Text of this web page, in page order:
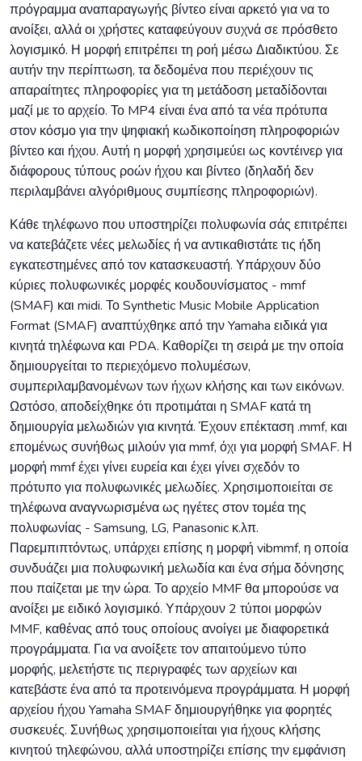
πρόγραμμα αναπαραγωγής βίντεο είναι αρκετό για να το
ανοίξει, αλλά οι χρήστες καταφεύγουν συχνά σε πρόσθετο
λογισμικό. Η μορφή επιτρέπει τη ροή μέσω Διαδικτύου. Σε
αυτήν την περίπτωση, τα δεδομένα που περιέχουν τις
απαραίτητες πληροφορίες για τη μετάδοση μεταδίδονται
μαζί με το αρχείο. Το MP4 είναι ένα από τα νέα πρότυπα
στον κόσμο για την ψηφιακή κωδικοποίηση πληροφοριών
βίντεο και ήχου. Αυτή η μορφή χρησιμεύει ως κοντέινερ για
διάφορους τύπους ροών ήχου και βίντεο (δηλαδή δεν
περιλαμβάνει αλγόριθμους συμπίεσης πληροφοριών).
Κάθε τηλέφωνο που υποστηρίζει πολυφωνία σάς επιτρέπει
να κατεβάζετε νέες μελωδίες ή να αντικαθιστάτε τις ήδη
εγκατεστημένες από τον κατασκευαστή. Υπάρχουν δύο
κύριες πολυφωνικές μορφές κουδουνίσματος - mmf
(SMAF) και midi. Το Synthetic Music Mobile Application
Format (SMAF) αναπτύχθηκε από την Yamaha ειδικά για
κινητά τηλέφωνα και PDA. Καθορίζει τη σειρά με την οποία
δημιουργείται το περιεχόμενο πολυμέσων,
συμπεριλαμβανομένων των ήχων κλήσης και των εικόνων.
Ωστόσο, αποδείχθηκε ότι προτιμάται η SMAF κατά τη
δημιουργία μελωδιών για κινητά. Έχουν επέκταση .mmf, και
επομένως συνήθως μιλούν για mmf, όχι για μορφή SMAF. Η
μορφή mmf έχει γίνει ευρεία και έχει γίνει σχεδόν το
πρότυπο για πολυφωνικές μελωδίες. Χρησιμοποιείται σε
τηλέφωνα αναγνωρισμένα ως ηγέτες στον τομέα της
πολυφωνίας - Samsung, LG, Panasonic κ.λπ.
Παρεμπιπτόντως, υπάρχει επίσης η μορφή vibmmf, η οποία
συνδυάζει μια πολυφωνική μελωδία και ένα σήμα δόνησης
που παίζεται με την ώρα. Το αρχείο MMF θα μπορούσε να
ανοίξει με ειδικό λογισμικό. Υπάρχουν 2 τύποι μορφών
MMF, καθένας από τους οποίους ανοίγει με διαφορετικά
προγράμματα. Για να ανοίξετε τον απαιτούμενο τύπο
μορφής, μελετήστε τις περιγραφές των αρχείων και
κατεβάστε ένα από τα προτεινόμενα προγράμματα. Η μορφή
αρχείου ήχου Yamaha SMAF δημιουργήθηκε για φορητές
συσκευές. Συνήθως χρησιμοποιείται για ήχους κλήσης
κινητού τηλεφώνου, αλλά υποστηρίζει επίσης την εμφάνιση